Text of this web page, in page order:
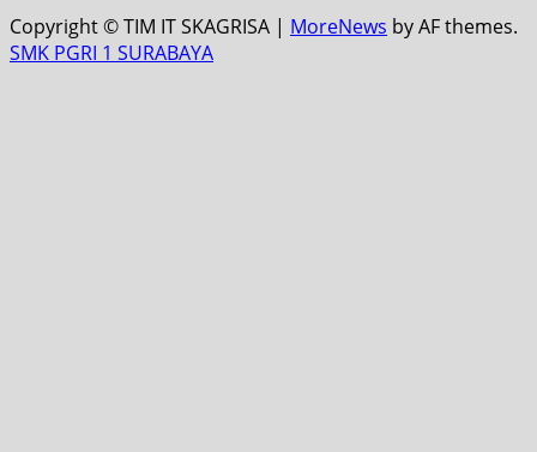
Copyright © TIM IT SKAGRISA | MoreNews by AF themes.
SMK PGRI 1 SURABAYA